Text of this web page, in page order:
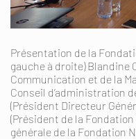
Présentation de la
gauche à droite) Blandine
Communication et de la
Conseil d’administration
(Président Directeur
(Président de la
générale de la Fondation